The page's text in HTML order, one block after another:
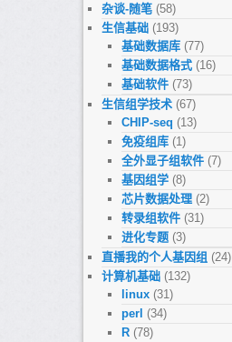
杂谈-随笔(58)
生信基础(193)
基础数据库 (77)
基础数据格式 (16)
基础软件 (73)
生信组学技术(67)
CHIP-seq (13)
免疫组库 (1)
全外显子组软件 (7)
基因组学 (8)
芯片数据处理 (2)
转录组软件 (31)
进化专题 (3)
直播我的个人基因组 (24)
计算机基础(132)
linux (31)
perl (34)
R (78)